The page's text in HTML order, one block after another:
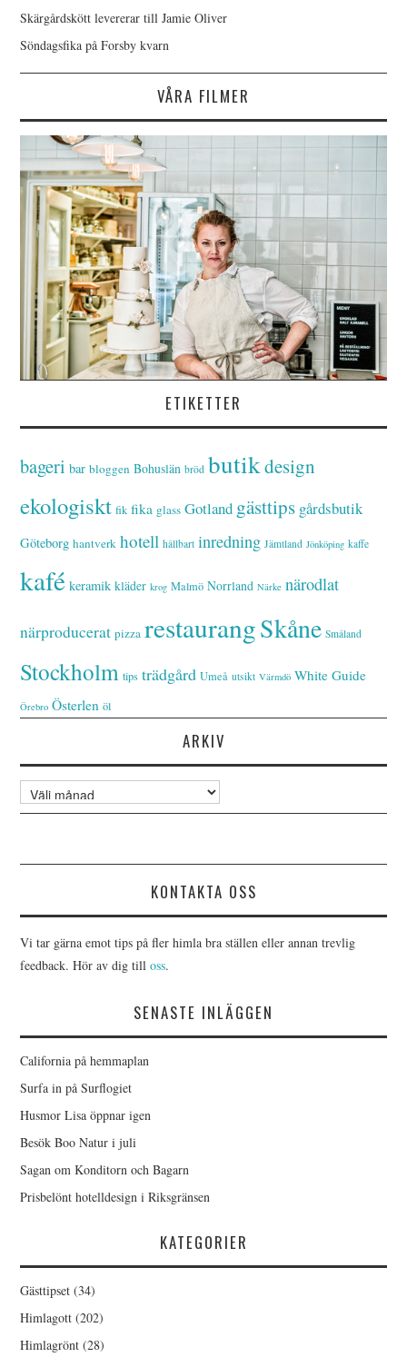
Skärgårdskött levererar till Jamie Oliver
Söndagsfika på Forsby kvarn
VÅRA FILMER
ETIKETTER
bageri bar bloggen Bohuslän bröd butikdesign
ekologiskt fik fika glass Gotland gästtips gårdsbutik
Göteborg hantverk hotell hållbart inredning Jämtland Jönköping kaffe
kafé keramik kläder krog Malmö Norrland Närke närodlat
närproducerat pizza restaurangSkåne Småland
Stockholm tips trädgård Umeå utsikt Värmdö White Guide
Örebro Österlen öl
ARKIV
Arkiv
KONTAKTA OSS
Vi tar gärna emot tips på fler himla bra ställen eller annan trevlig
feedback. Hör av dig tilloss.
SENASTE INLÄGGEN
California på hemmaplan
Surfa in på Surflogiet
Husmor Lisa öppnar igen
Besök Boo Natur i juli
Sagan om Konditorn och Bagarn
Prisbelönt hotelldesign i Riksgränsen
KATEGORIER
Gästtipset (34)
Himlagott (202)
Himlagrönt (28)